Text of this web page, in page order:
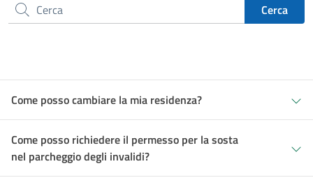
Cerca nel sito Cerca
Come posso cambiare la mia residenza?
Come posso richiedere il permesso per la sosta
nel parcheggio degli invalidi?